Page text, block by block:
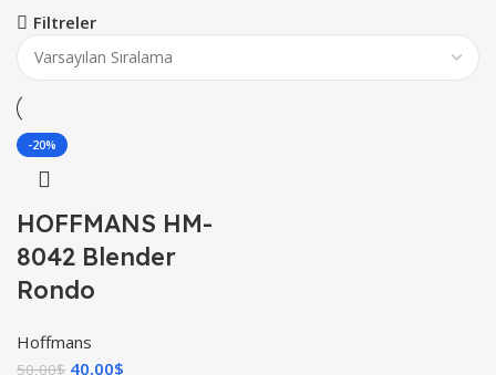
Filtreler
-20%
HOFFMANS HM-
8042 Blender
Rondo
Hoffmans
50,00$ 40,00$